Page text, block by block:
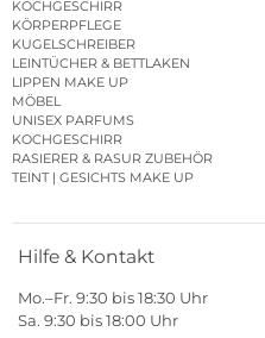
KOCHGESCHIRR
KÖRPERPFLEGE
KUGELSCHREIBER
LEINTÜCHER & BETTLAKEN
LIPPEN MAKE UP
MÖBEL
UNISEX PARFUMS
KOCHGESCHIRR
RASIERER & RASUR ZUBEHÖR
TEINT | GESICHTS MAKE UP
Hilfe & Kontakt
Mo.–Fr. 9:30 bis 18:30 Uhr
Sa. 9:30 bis 18:00 Uhr